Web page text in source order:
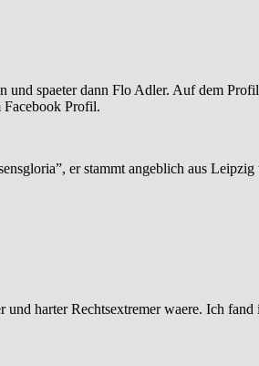
und spaeter dann Flo Adler. Auf dem
Facebook Profil.
er stammt angeblich aus
harter Rechtsextremer waere. Ich fand